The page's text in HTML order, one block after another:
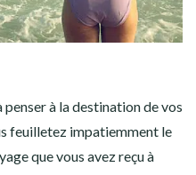
à la destination de vos
feuilletez impatiemment le
que vous avez reçu à